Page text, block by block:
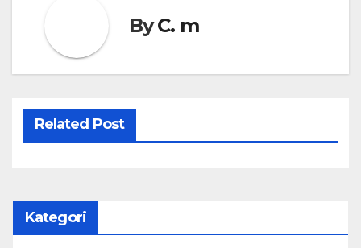
ByC. m
Related Post
Kategori